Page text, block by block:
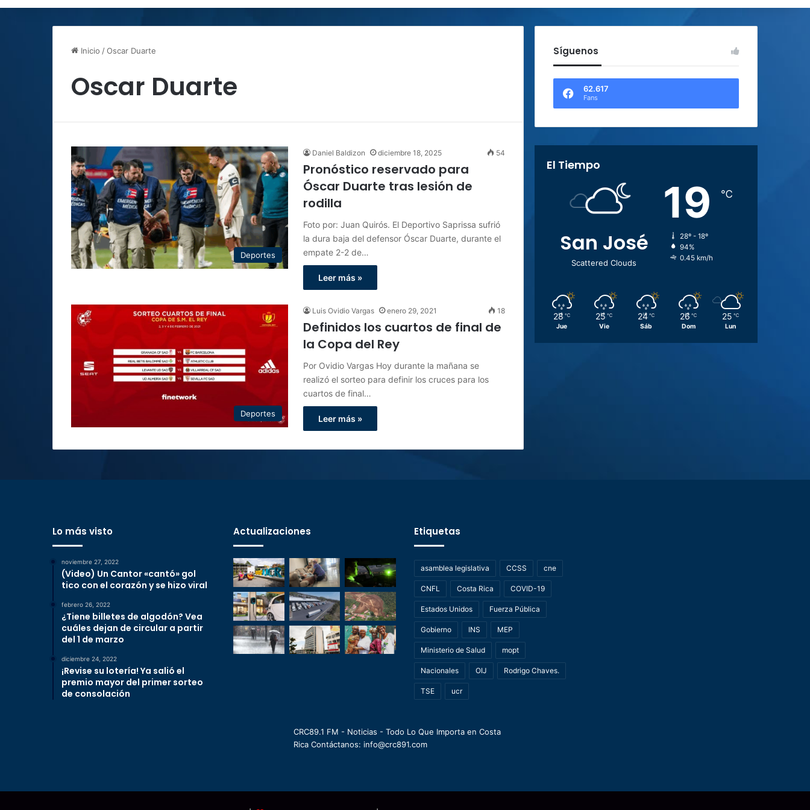
Inicio /Oscar Duarte
Oscar Duarte
Deportes
Daniel Baldizon diciembre 18, 2025 54
Pronóstico reservado para
Óscar Duarte tras lesión de
rodilla
Foto por: Juan Quirós. El Deportivo Saprissa sufrió
la dura baja del defensor Óscar Duarte, durante el
empate 2-2 de…
Leer más »
Deportes
Luis Ovidio Vargas enero 29, 2021 18
Definidos los cuartos de final de
la Copa del Rey
Por Ovidio Vargas Hoy durante la mañana se
realizó el sorteo para definir los cruces para los
cuartos de final…
Leer más »
Síguenos
62.617
Fans
El Tiempo
San José
Scattered Clouds
19 ℃
28º - 18º
94%
0.45 km/h
28 ℃
Jue
25 ℃
Vie
24 ℃
Sáb
26 ℃
Dom
25 ℃
Lun
Lo más visto
noviembre 27, 2022
(Video) Un Cantor «cantó» gol
tico con el corazón y se hizo viral
febrero 26, 2022
¿Tiene billetes de algodón? Vea
cuáles dejan de circular a partir
del 1 de marzo
diciembre 24, 2022
¡Revise su lotería! Ya salió el
premio mayor del primer sorteo
de consolación
Actualizaciones Etiquetas
asamblea legislativa CCSS cne
CNFL Costa Rica COVID-19
Estados Unidos Fuerza Pública
Gobierno INS MEP
Ministerio de Salud mopt
Nacionales OIJ Rodrigo Chaves.
TSE ucr
CRC89.1 FM - Noticias - Todo Lo Que Importa en Costa
Rica Contáctanos: info@crc891.com